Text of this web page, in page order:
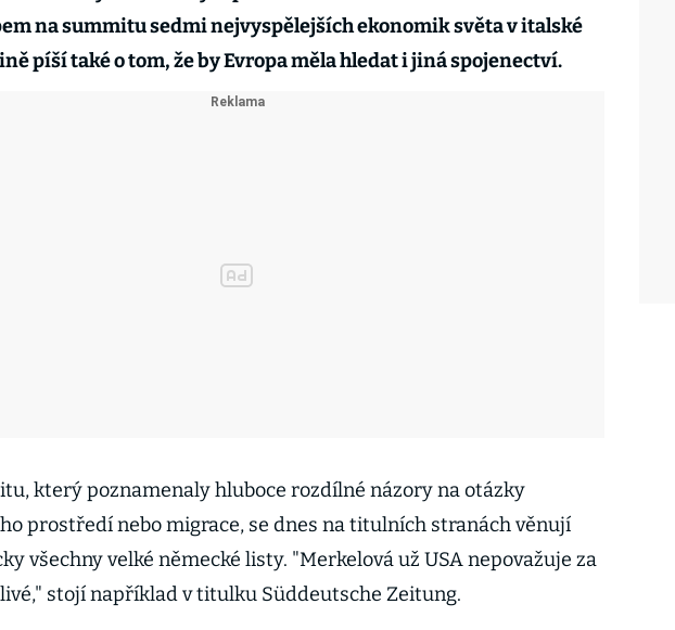
na summitu sedmi nejvyspělejších ekonomik světa v italské
píší také o tom, že by Evropa měla hledat i jiná spojenectví.
který poznamenaly hluboce rozdílné názory na otázky
prostředí nebo migrace, se dnes na titulních stranách věnují
všechny velké německé listy. "Merkelová už USA nepovažuje za
stojí například v titulku Süddeutsche Zeitung.